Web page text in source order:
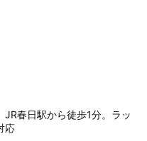
春日駅から徒歩1分。ラッ
応